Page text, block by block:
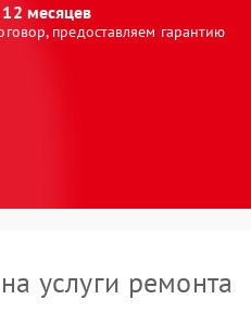
месяцев
предоставляем гарантию
услуги ремонта